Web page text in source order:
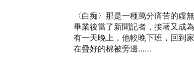
〈白痴〉那是一種萬分痛苦的虛
畢業後當了新聞記者，接著又成
有一天晚上，他較晚下班，回到
在疊好的棉被旁邊……